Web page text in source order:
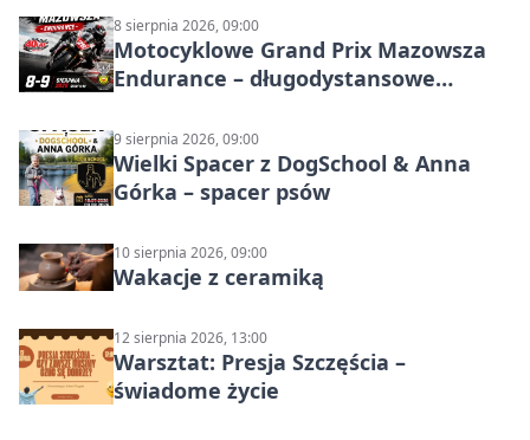
8 sierpnia 2026, 09:00
Motocyklowe Grand Prix Mazowsza
Endurance – długodystansowe
9 sierpnia 2026, 09:00
Wielki Spacer z DogSchool & Anna
Górka – spacer psów
10 sierpnia 2026, 09:00
Wakacje z ceramiką
12 sierpnia 2026, 13:00
Warsztat: Presja Szczęścia –
świadome życie